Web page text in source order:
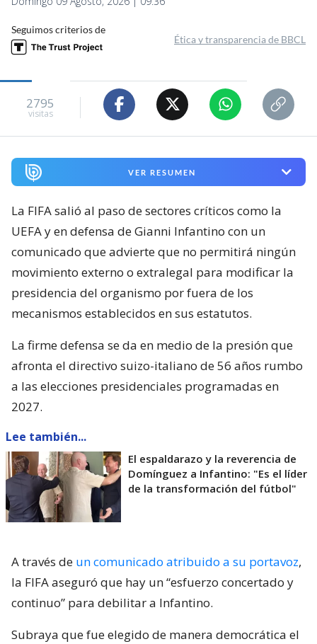
Seguimos criterios de
Ética y transparencia de BBCL
2795
visitas
VER RESUMEN
La FIFA salió al paso de sectores críticos como la
UEFA y en defensa de Gianni Infantino con un
comunicado que advierte que no permitirá ningún
movimiento externo o extralegal para modificar la
presidencia del organismo por fuera de los
mecanismos establecidos en sus estatutos.
La firme defensa se da en medio de la presión que
afronta el directivo suizo-italiano de 56 años rumbo
a las elecciones presidenciales programadas en
2027.
Lee también...
El espaldarazo y la reverencia de
Domínguez a Infantino: "Es el líder
de la transformación del fútbol"
A través de un comunicado atribuido a su portavoz,
la FIFA aseguró que hay un “esfuerzo concertado y
continuo” para debilitar a Infantino.
Subraya que fue elegido de manera democrática el